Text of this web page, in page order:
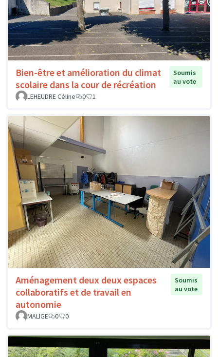
Bien-être et amélioration du climat
scolaire dans la cour de récréation
Soumis
au vote
LEHEUDRE Céline
0 1
Aménagement deux deux espaces
collaboratifs et de travail en
autonomie
Soumis
au vote
MALIGE 0 0